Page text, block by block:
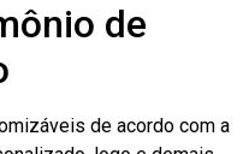
de
de acordo com a